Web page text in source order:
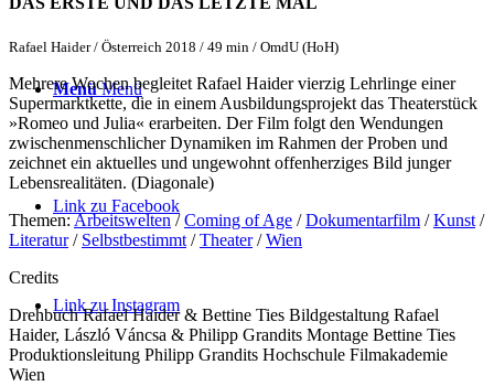
Menü Menü
Link zu Facebook
Link zu Instagram
Rafael Haider / Österreich 2018 / 49 min / OmdU (HoH)
Mehrere Wochen begleitet Rafael Haider vierzig Lehrlinge einer
Supermarktkette, die in einem Ausbildungsprojekt das Theaterstück
»Romeo und Julia« erarbeiten. Der Film folgt den Wendungen
zwischenmenschlicher Dynamiken im Rahmen der Proben und
zeichnet ein aktuelles und ungewohnt offenherziges Bild junger
Lebensrealitäten. (Diagonale)
Themen:Arbeitswelten/Coming of Age /Dokumentarfilm /Kunst/
Literatur/ Selbstbestimmt/Theater/Wien
Credits
Drehbuch Rafael Haider & Bettine Ties Bildgestaltung Rafael
Haider, László Váncsa & Philipp Grandits Montage Bettine Ties
Produktionsleitung Philipp Grandits Hochschule Filmakademie
Wien